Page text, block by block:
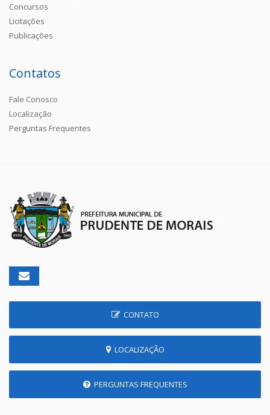
Concursos
Licitações
Publicações
Contatos
Fale Conosco
Localização
Perguntas Frequentes
CONTATO
LOCALIZAÇÃO
PERGUNTAS FREQUENTES